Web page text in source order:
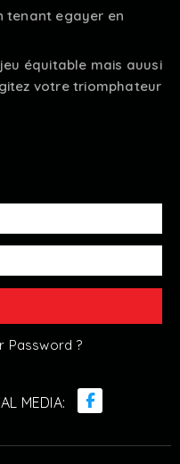
tenant egayer en
équitable mais auusi
votre triomphateur
Password ?